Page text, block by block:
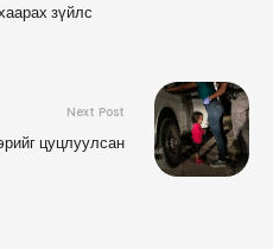
зүйлс
Next Post
цуцлуулсан